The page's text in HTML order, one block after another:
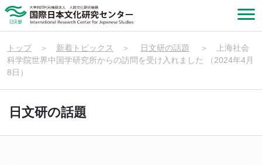
トップ＞ 新着トピックス ＞ 日文研の話題 ＞
上海社会
科学院世界中国学研究所からの訪問を受け入れました （2024年4月
8日）
日文研の話題